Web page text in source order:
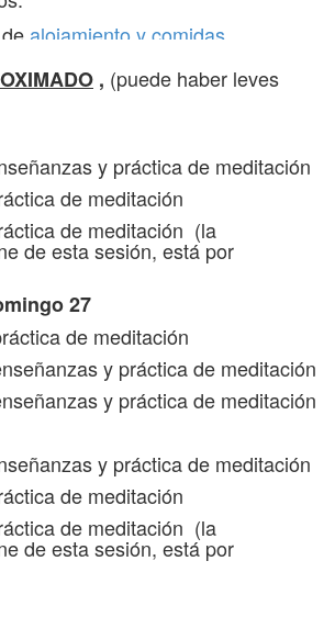
que suceden cuando tenemos
a conocernos a nosotros
del bienestar intra e
con nuestra cordialidad
regocijo y ecuanimidad,
e irradiarla a los demás a
la paciencia, el
la meditación y la sabiduría.
alojamiento y comidas
, (puede haber leves
y práctica de meditación
de meditación
de meditación (la
de esta sesión, está por
27
de meditación
y práctica de meditación
y práctica de meditación
y práctica de meditación
de meditación
de meditación (la
de esta sesión, está por